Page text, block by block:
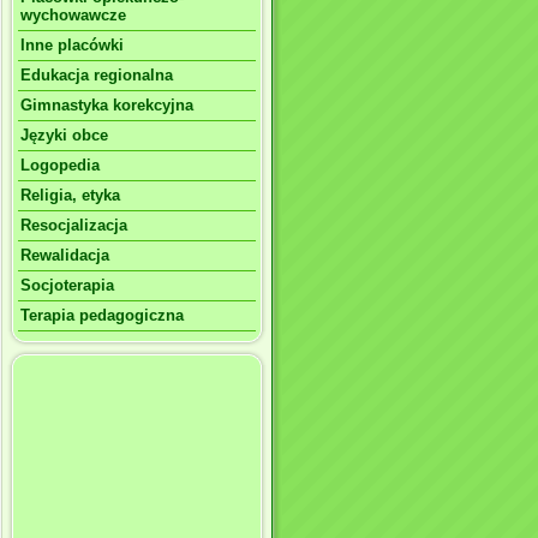
wychowawcze
Inne placówki
Edukacja regionalna
Gimnastyka korekcyjna
Języki obce
Logopedia
Religia, etyka
Resocjalizacja
Rewalidacja
Socjoterapia
Terapia pedagogiczna